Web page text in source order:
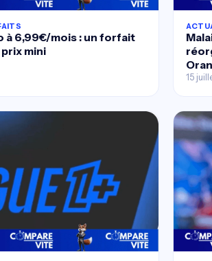
à 6,99€/mois : un forfait
mini
15